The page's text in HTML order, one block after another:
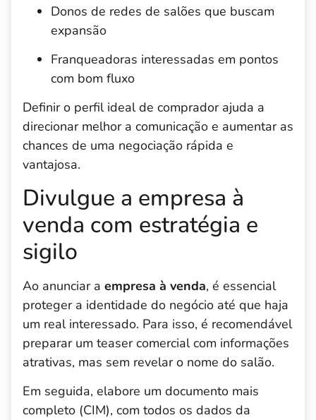
Donos de redes de salões que buscam
expansão
Franqueadoras interessadas em pontos
com bom fluxo
Definir o perfil ideal de comprador ajuda a
direcionar melhor a comunicação e aumentar as
chances de uma negociação rápida e
vantajosa.
Divulgue a empresa à
venda com estratégia e
sigilo
Ao anunciar a empresa à venda, é essencial
proteger a identidade do negócio até que haja
um real interessado. Para isso, é recomendável
preparar um teaser comercial com informações
atrativas, mas sem revelar o nome do salão.
Em seguida, elabore um documento mais
completo (CIM), com todos os dados da